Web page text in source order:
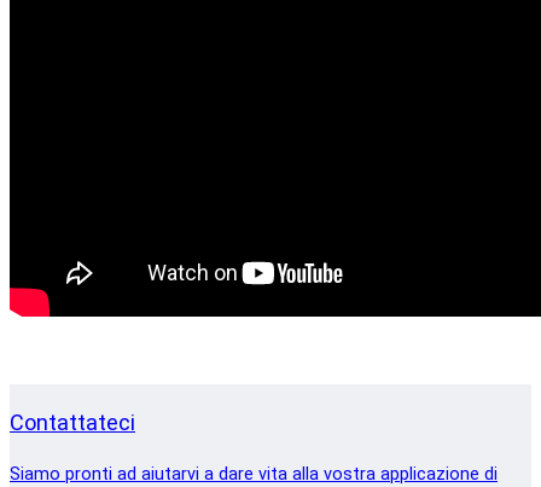
Contattateci
Siamo pronti ad aiutarvi a dare vita alla vostra applicazione di